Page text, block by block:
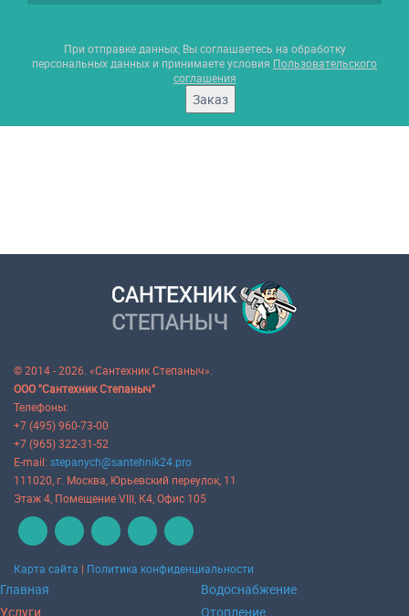
При отправке данных, Вы соглашаетесь на обработку
персональных данных и принимаете условия Пользовательского
соглашения
Заказ
© 2014 - 2026. «Сантехник Степаныч».
ООО "Сантехник Степаныч"
Телефоны:
+7 (495) 960-73-00
+7 (965) 322-31-52
E-mail: stepanych@santehnik24.pro
111020, г. Москва, Юрьевский переулок, 11
Этаж 4, Помещение VIII, К4, Офис 105
Карта сайта | Политика конфиденциальности
Главная
Услуги
Водоснабжение
Отопление